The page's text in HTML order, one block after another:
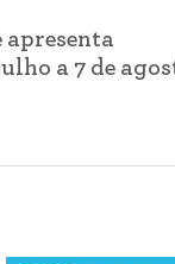
a 7 de